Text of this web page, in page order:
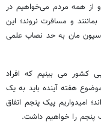
و از همه مردم می‌خواهیم در
و مسافرت نروند؛ این
مان به حد نصاب علمی
کشور می ‌بینیم که افراد
هفته آینده باید به یک
امیدواریم پیک پنجم اتفاق
پنجم را خواهیم داشت.